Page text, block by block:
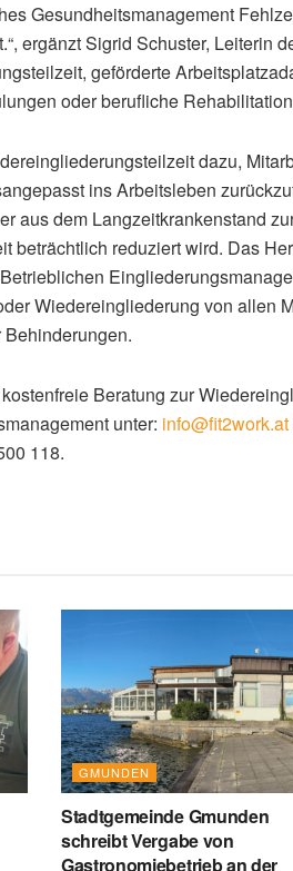
Gesundheitsmanagement
ergänzt Sigrid Schuster, Leiterin
geförderte
oder berufliche
dazu,
ins Arbeitsleben
aus dem Langzeitkrankenstand
beträchtlich reduziert wird. Das
Wiedereingliederung von allen
Beratung zur
unter: info@fit2work.at
118.
GMUNDEN
Stadtgemeinde Gmunden
schreibt Vergabe von
Gastronomiebetrieb an der